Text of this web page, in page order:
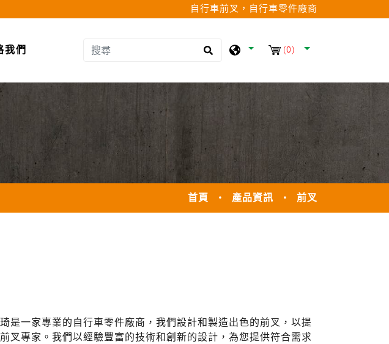
自行車前叉，自行車零件廠商
我們 (0)
首頁 產品資訊 前叉
是一家專業的自行車零件廠商，我們設計和製造出色的前叉，以提
叉專家。我們以經驗豐富的技術和創新的設計，為您提供符合需求